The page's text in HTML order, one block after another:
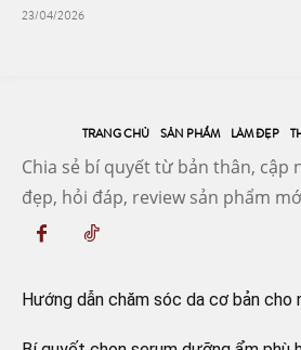
23/04/2026
TRANG CHỦ SẢN PHẨM LÀM ĐẸP
Chia sẻ bí quyết từ bản thân, cập
đẹp, hỏi đáp, review sản phẩm
Hướng dẫn chăm sóc da cơ bản